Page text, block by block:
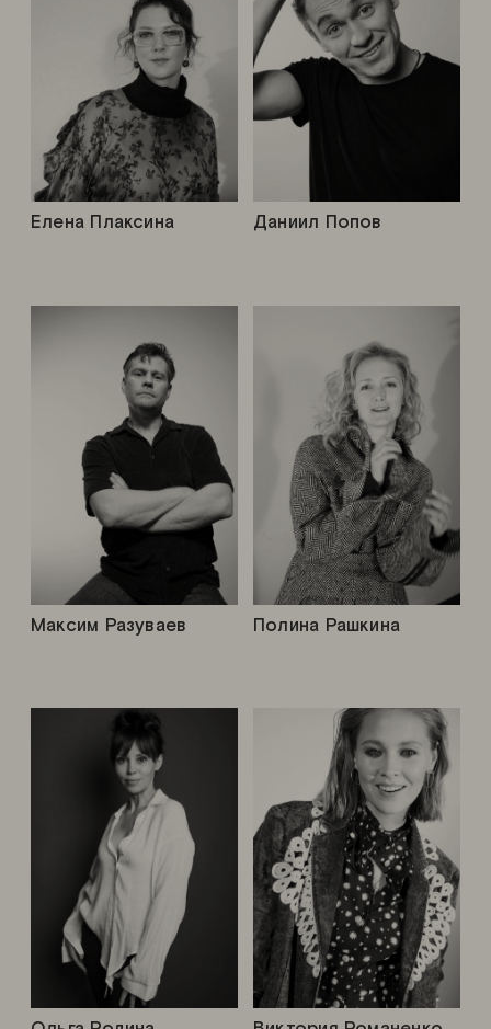
Полина Рашкина
Максим Разуваев
Елена Плаксина Даниил Попов